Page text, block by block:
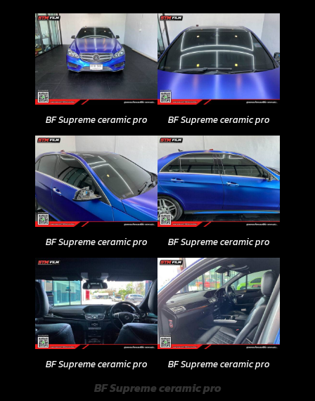
BF Supreme ceramic pro BF Supreme ceramic pro
BF Supreme ceramic pro BF Supreme ceramic pro
BF Supreme ceramic pro BF Supreme ceramic pro
BF Supreme ceramic pro